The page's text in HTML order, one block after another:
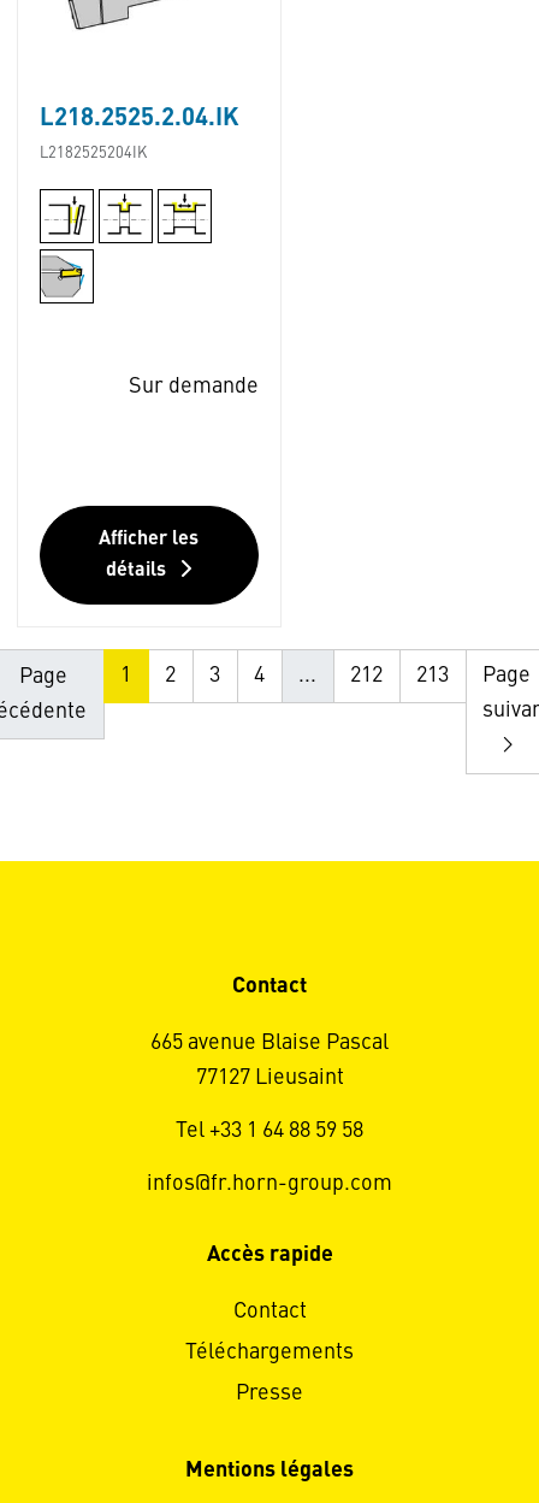
L218.2525.2.04.IK
L2182525204IK
Sur demande
Afficher les
détails
Page
1 2 3 4 ... 212 213
Page
Contact
665 avenue Blaise Pascal
77127 Lieusaint
Tel +33 1 64 88 59 58
infos@fr.horn-group.com
Accès rapide
Contact
Téléchargements
Presse
Mentions légales